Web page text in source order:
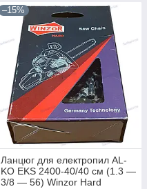
–15%
Ланцюг для електропил AL-
KO EKS 2400-40/40 см (1.3 —
3/8 — 56) Winzor Hard